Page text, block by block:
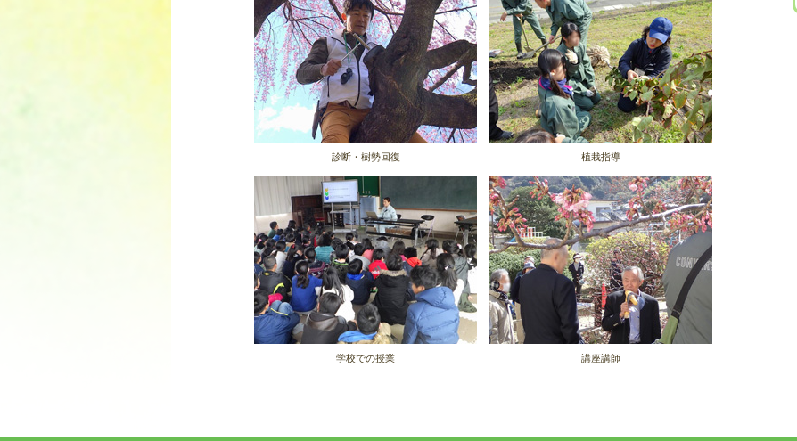
診断・樹勢回復 植栽指導
学校での授業 講座講師